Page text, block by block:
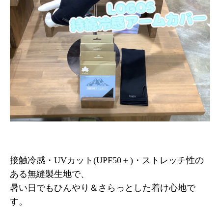
接触冷感・UVカット(UPF50＋)・ストレッチ性の
ある無縫製生地で、
暑い日でもひんやり＆さらっとした着け心地で
す。